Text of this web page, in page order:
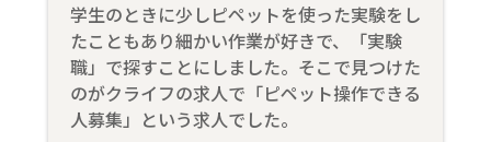
学生のときに少しピペットを使った実験をし
たこともあり細かい作業が好きで、「実験
職」で探すことにしました。そこで見つけた
のがクライフの求人で「ピペット操作できる
人募集」という求人でした。